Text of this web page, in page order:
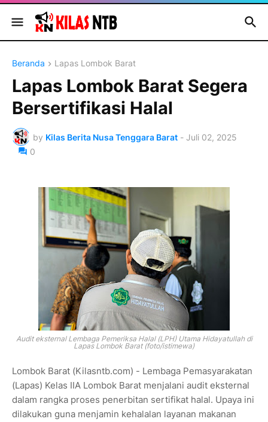
Beranda Lapas Lombok Barat
Lapas Lombok Barat Segera
Bersertifikasi Halal
by Kilas Berita Nusa Tenggara Barat - Juli 02, 2025
0
Audit eksternal Lembaga Pemeriksa Halal (LPH) Utama Hidayatullah di
Lapas Lombok Barat (foto/istimewa)
Lombok Barat (Kilasntb.com) - Lembaga Pemasyarakatan
(Lapas) Kelas IIA Lombok Barat menjalani audit eksternal
dalam rangka proses penerbitan sertifikat halal. Upaya ini
dilakukan guna menjamin kehalalan layanan makanan